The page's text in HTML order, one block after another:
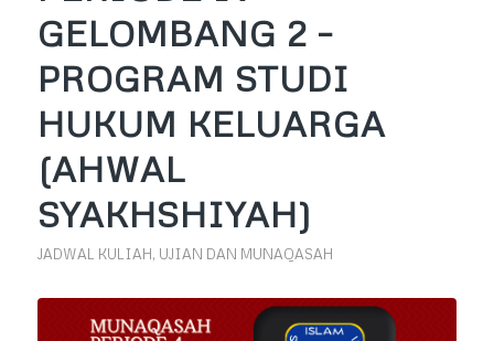
GELOMBANG 2 –
PROGRAM STUDI
HUKUM KELUARGA
(AHWAL
SYAKHSHIYAH)
JADWAL KULIAH, UJIAN DAN MUNAQASAH